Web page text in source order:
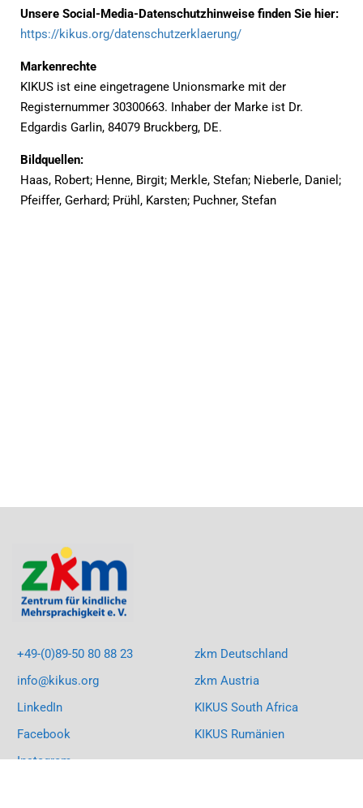
Unsere Social-Media-Datenschutzhinweise finden Sie hier:
https://kikus.org/datenschutzerklaerung/
Markenrechte
KIKUS ist eine eingetragene Unionsmarke mit der
Registernummer 30300663. Inhaber der Marke ist Dr.
Edgardis Garlin, 84079 Bruckberg, DE.
Bildquellen:
Haas, Robert; Henne, Birgit; Merkle, Stefan; Nieberle, Daniel;
Pfeiffer, Gerhard; Prühl, Karsten; Puchner, Stefan
+49-(0)89-50 80 88 23
zkm Deutschland
info@kikus.org
zkm Austria
LinkedIn
KIKUS South Africa
Facebook
KIKUS Rumänien
Instagram